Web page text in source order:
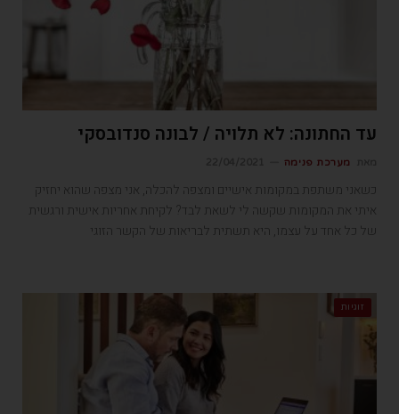
עד החתונה: לא תלויה / לבונה סנדובסקי
מערכת פנימה
כשאני משתפת במקומות אישיים ומצפה להכלה, אני מצפה שהוא יחזיק
איתי את המקומות שקשה לי לשאת לבד? לקיחת אחריות אישית ורגשית
של כל אחד על עצמו, היא תשתית לבריאות של הקשר הזוגי
זוגיות